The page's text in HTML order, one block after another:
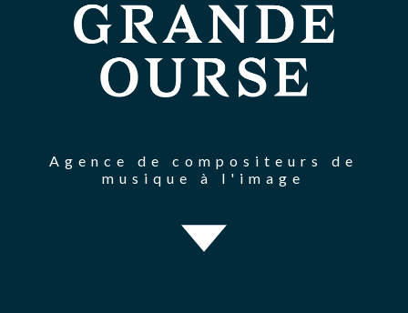
Agence de compositeurs de
musique à l'image